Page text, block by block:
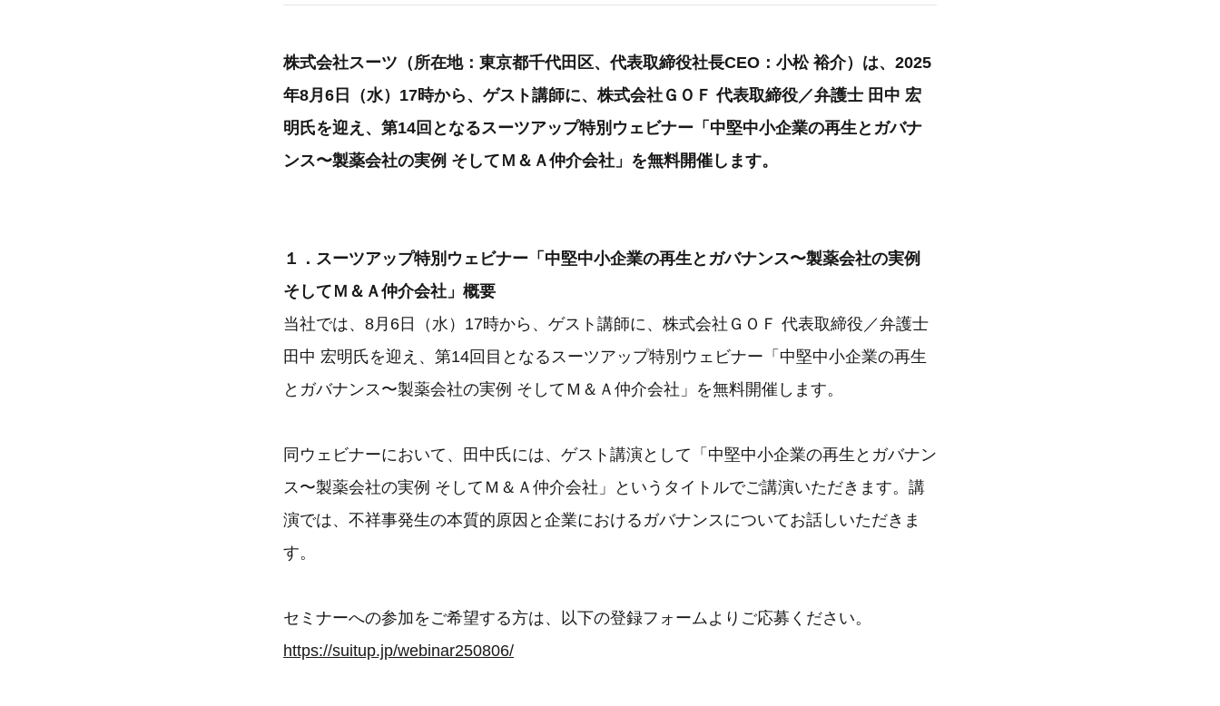
株式会社スーツ（所在地：東京都千代田区、代表取締役社長CEO：小松 裕介）は、2025
年8月6日（水）17時から、ゲスト講師に、株式会社ＧＯＦ 代表取締役／弁護士 田中 宏
明氏を迎え、第14回となるスーツアップ特別ウェビナー「中堅中小企業の再生とガバナ
ンス〜製薬会社の実例 そしてＭ＆Ａ仲介会社」を無料開催します。
１．スーツアップ特別ウェビナー「中堅中小企業の再生とガバナンス〜製薬会社の実例
そしてＭ＆Ａ仲介会社」概要
当社では、8月6日（水）17時から、ゲスト講師に、株式会社ＧＯＦ 代表取締役／弁護士
田中 宏明氏を迎え、第14回目となるスーツアップ特別ウェビナー「中堅中小企業の再生
とガバナンス〜製薬会社の実例 そしてＭ＆Ａ仲介会社」を無料開催します。
同ウェビナーにおいて、田中氏には、ゲスト講演として「中堅中小企業の再生とガバナン
ス〜製薬会社の実例 そしてＭ＆Ａ仲介会社」というタイトルでご講演いただきます。講
演では、不祥事発生の本質的原因と企業におけるガバナンスについてお話しいただきま
す。
セミナーへの参加をご希望する方は、以下の登録フォームよりご応募ください。
https://suitup.jp/webinar250806/